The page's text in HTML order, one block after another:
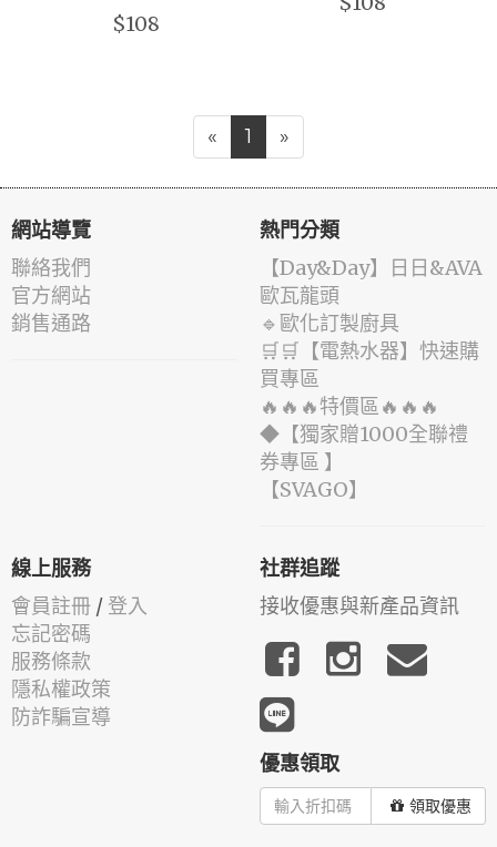
$108
« 1 »
網站導覽
聯絡我們
官方網站
銷售通路
熱門分類
️【Day&Day】️日日&AVA
歐瓦龍頭
🔹歐化訂製廚具
🛒🛒【電熱水器】快速購
買專區
🔥🔥🔥特價區🔥🔥🔥
◆【獨家贈1000全聯禮
券專區 】
️【SVAGO】️
線上服務
會員註冊 / 登入
忘記密碼
服務條款
隱私權政策
防詐騙宣導
社群追蹤
接收優惠與新產品資訊
優惠領取
領取優惠